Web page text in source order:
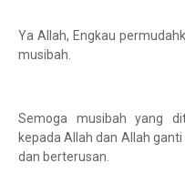
Ya Allah, Engkau
musibah.
Semoga musibah yang
kepada Allah dan Allah
dan berterusan.